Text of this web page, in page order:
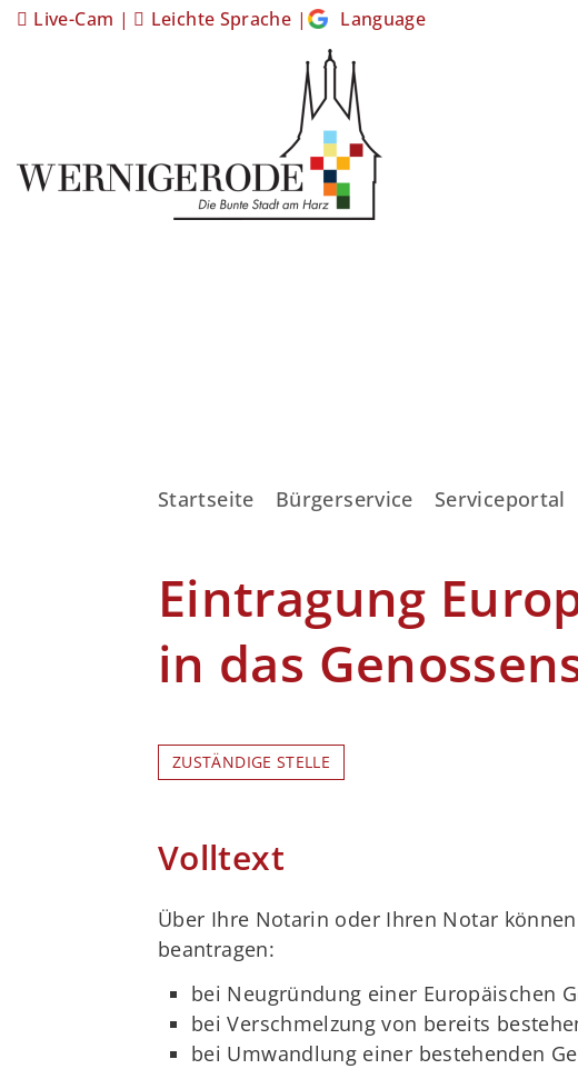
Live-Cam | Leichte Sprache | Language
Startseite Bürgerservice Serviceportal
Eintragung
in das
ZUSTÄNDIGE STELLE
Volltext
Über Ihre Notarin oder Ihren Notar
beantragen:
bei Neugründung einer Europäischen
bei Verschmelzung von bereits
bei Umwandlung einer bestehenden